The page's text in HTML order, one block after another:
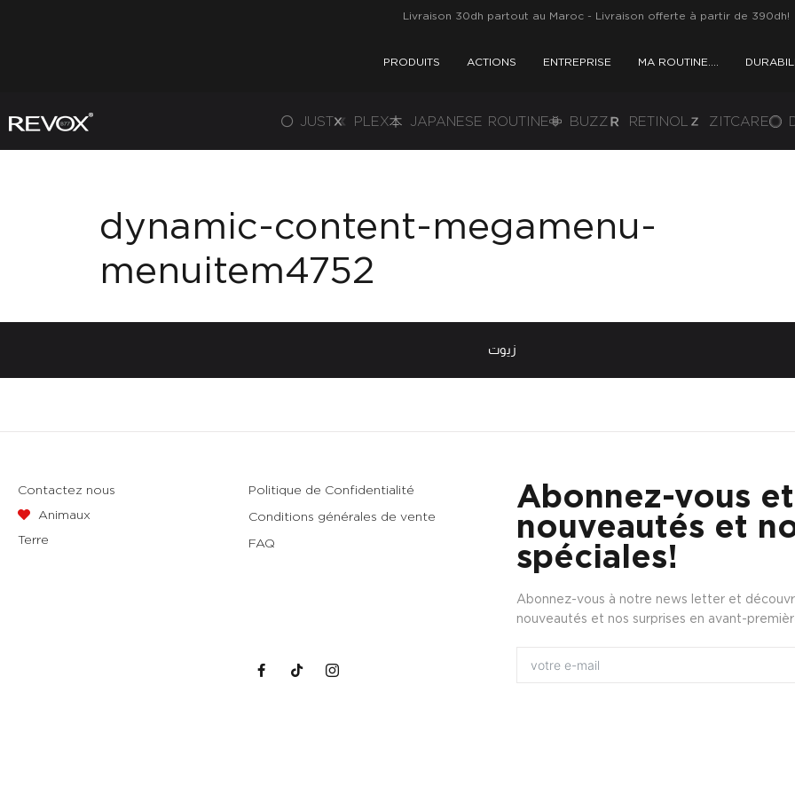
Livraison 30dh partout au Maroc - Livraison offerte à partir de 390dh!
PRODUITS ACTIONS ENTREPRISE MA ROUTINE….
JUST PLEX JAPANESE ROUTINE BUZZ RETINOL ZITCARE
dynamic-content-megamenu-
menuitem4752
زيوت
Contactez nous
Animaux
Terre
Politique de Confidentialité
Conditions générales de vente
FAQ
Abonnez-vous
nouveautés et
spéciales!
Abonnez-vous à notre news letter et
nouveautés et nos surprises en avant-